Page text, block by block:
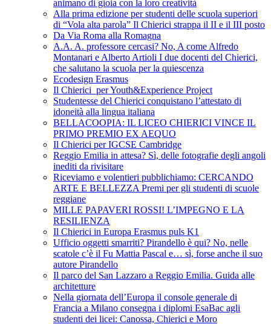
animano di gioia con la loro creatività
Alla prima edizione per studenti delle scuola superiori
di “Vola alta parola” Il Chierici strappa il II e il III posto
Da Via Roma alla Romagna
A.A. A. professore cercasi? No, A come Alfredo
Montanari e Alberto Artioli I due docenti del Chierici,
che salutano la scuola per la quiescenza
Ecodesign Erasmus
Il Chierici per Youth&Experience Project
Studentesse del Chierici conquistano l’attestato di
idoneità alla lingua italiana
BELLACOOPIA: IL LICEO CHIERICI VINCE IL
PRIMO PREMIO EX AEQUO
Il Chierici per IGCSE Cambridge
Reggio Emilia in attesa? Sì, delle fotografie degli angoli
inediti da rivisitare
Riceviamo e volentieri pubblichiamo: CERCANDO
ARTE E BELLEZZA Premi per gli studenti di scuole
reggiane
MILLE PAPAVERI ROSSI! L’IMPEGNO E LA
RESILIENZA
Il Chierici in Europa Erasmus puls K1
Ufficio oggetti smarriti? Pirandello è qui? No, nelle
scatole c’è il Fu Mattia Pascal e… sì, forse anche il suo
autore Pirandello
Il parco del San Lazzaro a Reggio Emilia. Guida alle
architetture
Nella giornata dell’Europa il console generale di
Francia a Milano consegna i diplomi EsaBac agli
studenti dei licei: Canossa, Chierici e Moro